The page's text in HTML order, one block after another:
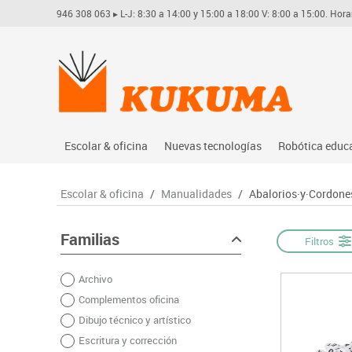
946 308 063 ▸ L-J: 8:30 a 14:00 y 15:00 a 18:00 V: 8:00 a 15:00.
Escolar & oficina
Archivo
Dibujo técnico y artístico
Escritura y corrección
Higiene
Informática
Manualidades
Material escolar
Nuevas tecnologías
Audio
Mobiliario tecnológico
Monitores interactivos
Videoconferencia
Videoproyección
Robótica
Arduino
Lego
Escolar & oficina / Manualidades /
Familias
Archivo
Complementos oficina
Dibujo técnico y artístico
Escritura y corrección
Filtros